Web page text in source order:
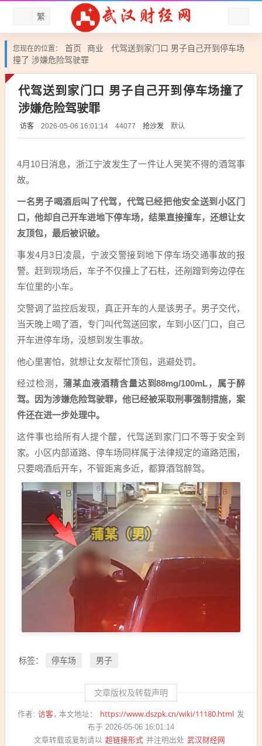
繁
您现在的位置： 首页 商业
代驾送到家门口 男子自己开到停车场
撞了 涉嫌危险驾驶罪
代驾送到家门口 男子自己开到停车场撞了
涉嫌危险驾驶罪
访客 2026-05-06 16:01:14 44077 抢沙发 默认
4月10日消息，浙江宁波发生了一件让人哭笑不得的酒驾事
故。
一名男子喝酒后叫了代驾，代驾已经把他安全送到小区门
口，他却自己开车进地下停车场，结果直接撞车，还想让女
友顶包，最后被识破。
事发4月3日凌晨，宁波交警接到地下停车场交通事故的报
警。赶到现场后，车子不仅撞上了石柱，还剐蹭到旁边停在
车位里的小车。
交警调了监控后发现，真正开车的人是该男子。男子交代，
当天晚上喝了酒，专门叫代驾送回家，车到小区门口，自己
开车进停车场，没想到发生事故。
他心里害怕，就想让女友帮忙顶包，逃避处罚。
经过检测，蒲某血液酒精含量达到88mg/100mL，属于醉
驾。因为涉嫌危险驾驶罪，他已经被采取刑事强制措施，案
件还在进一步处理中。
这件事也给所有人提个醒，代驾送到家门口不等于安全到
家。小区内部道路、停车场同样属于法律规定的道路范围，
只要喝酒后开车，不管距离多近，都算酒驾醉驾。
标签： 停车场 男子
文章版权及转载声明
作者: 访客 本文地址： https://www.dszpk.cn/wiki/11180.html 发
布于 2026-05-06 16:01:14
文章转载或复制请以 超链接形式 并注明出处 武汉财经网